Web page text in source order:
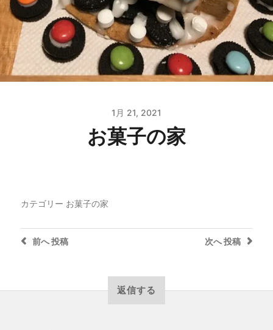
1月 21, 2021
お菓子の家
カテゴリー お菓子の家
次へ投稿
前へ投稿
返信する